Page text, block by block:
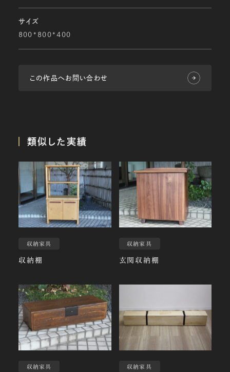
サイズ
800*800*400
この作品へお問い合わせ
類似した実績
収納家具
収納棚
収納家具
玄関収納棚
収納家具 収納家具